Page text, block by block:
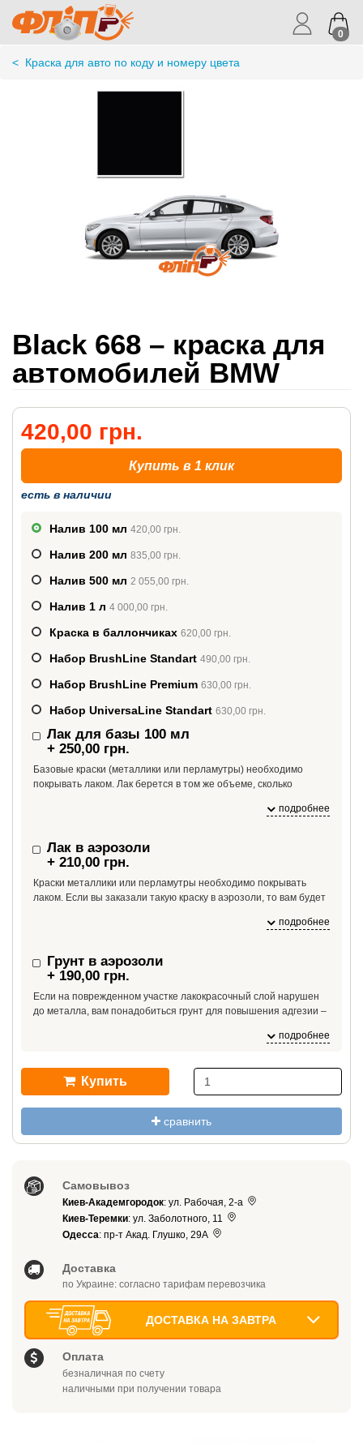
0
< Краска для авто по коду и номеру цвета
Black 668 – краска для
автомобилей BMW
420,00 грн.
Купить в 1 клик
есть в наличии
Налив 100 мл 420,00 грн.
Налив 200 мл 835,00 грн.
Налив 500 мл 2 055,00 грн.
Налив 1 л 4 000,00 грн.
Краска в баллончиках 620,00 грн.
Набор BrushLine Standart 490,00 грн.
Набор BrushLine Premium 630,00 грн.
Набор UniversaLine Standart 630,00 грн.
Лак для базы 100 мл
+ 250,00 грн.
Базовые краски (металлики или перламутры) необходимо
покрывать лаком. Лак берется в том же объеме, сколько
подробнее
Лак в аэрозоли
+ 210,00 грн.
Краски металлики или перламутры необходимо покрывать
лаком. Если вы заказали такую краску в аэрозоли, то вам будет
подробнее
Грунт в аэрозоли
+ 190,00 грн.
Если на поврежденном участке лакокрасочный слой нарушен
до металла, вам понадобиться грунт для повышения адгезии –
подробнее
Купить
сравнить
Самовывоз
Киев-Академгородок: ул. Рабочая, 2-а
Киев-Теремки: ул. Заболотного, 11
Одесса: пр-т Акад. Глушко, 29А
Доставка
по Украине: согласно тарифам перевозчика
ДОСТАВКА НА ЗАВТРА
Оплата
безналичная по счету
наличными при получении товара